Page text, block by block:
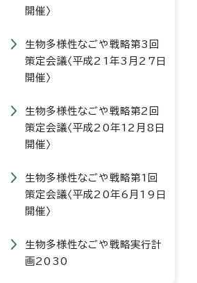
開催〉
生物多様性なごや戦略第3回
策定会議〈平成21年3月27日
開催〉
生物多様性なごや戦略第2回
策定会議〈平成20年12月8日
開催〉
生物多様性なごや戦略第1回
策定会議〈平成20年6月19日
開催〉
生物多様性なごや戦略実行計
画2030